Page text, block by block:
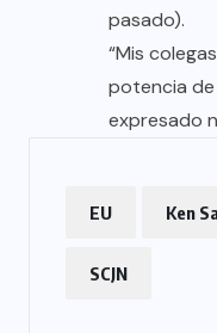
pasado).
“Mis
potencia de
expresado
EU Ken
SCJN